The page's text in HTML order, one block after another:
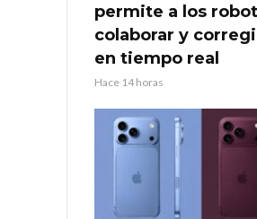
permite a los
colaborar y
en tiempo real
Hace 14 horas